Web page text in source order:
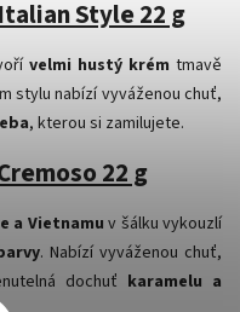
Style 22 g
velmi hustý krém tmavě
stylu nabízí vyváženou chuť,
, kterou si zamilujete.
22 g
a Vietnamu v šálku vykouzlí
. Nabízí vyváženou chuť,
dochuť karamelu a